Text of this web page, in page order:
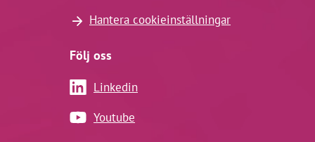
Hantera cookieinställningar
Följ oss
Linkedin
Youtube